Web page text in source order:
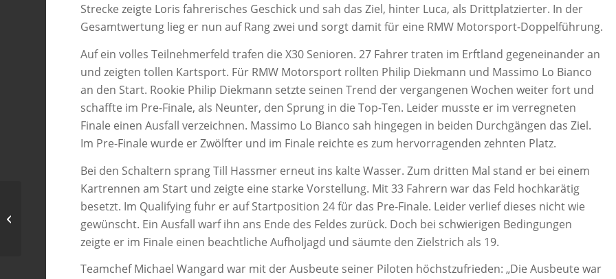
Strecke zeigte Loris fahrerisches Geschick und sah das Ziel, hinter Luca, als Drittplatzierter. In der
Gesamtwertung lieg er nun auf Rang zwei und sorgt damit für eine RMW Motorsport-Doppelführung.
Auf ein volles Teilnehmerfeld trafen die X30 Senioren. 27 Fahrer traten im Erftland gegeneinander an
und zeigten tollen Kartsport. Für RMW Motorsport rollten Philip Diekmann und Massimo Lo Bianco
an den Start. Rookie Philip Diekmann setzte seinen Trend der vergangenen Wochen weiter fort und
schaffte im Pre-Finale, als Neunter, den Sprung in die Top-Ten. Leider musste er im verregneten
Finale einen Ausfall verzeichnen. Massimo Lo Bianco sah hingegen in beiden Durchgängen das Ziel.
Im Pre-Finale wurde er Zwölfter und im Finale reichte es zum hervorragenden zehnten Platz.
Bei den Schaltern sprang Till Hassmer erneut ins kalte Wasser. Zum dritten Mal stand er bei einem
Kartrennen am Start und zeigte eine starke Vorstellung. Mit 33 Fahrern war das Feld hochkarätig
besetzt. Im Qualifying fuhr er auf Startposition 24 für das Pre-Finale. Leider verlief dieses nicht wie
gewünscht. Ein Ausfall warf ihn ans Ende des Feldes zurück. Doch bei schwierigen Bedingungen
zeigte er im Finale einen beachtliche Aufholjagd und säumte den Zielstrich als 19.
Teamchef Michael Wangard war mit der Ausbeute seiner Piloten höchstzufrieden: „Die Ausbeute war
RMW Motorsport Startklar in Kerpen